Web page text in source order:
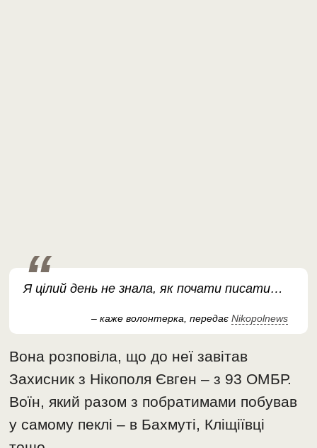
Я цілий день не знала, як почати писати…
– каже волонтерка, передає Nikopolnews
Вона розповіла, що до неї завітав
Захисник з Нікополя Євген – з 93 ОМБР.
Воїн, який разом з побратимами побував
у самому пеклі – в Бахмуті, Кліщіївці